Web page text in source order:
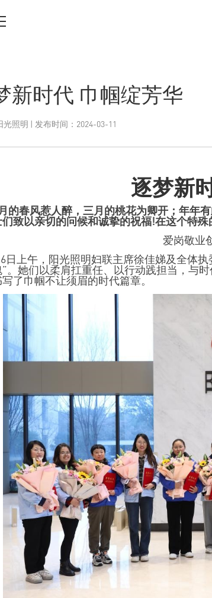
新时代 巾帼绽芳华
光照明 | 发布时间：2024-03-11
逐梦新
春风惹人醉，三月的桃花为卿开；年年
致以亲切的问候和诚挚的祝福!在这个特殊
爱岗敬业
6日上午，阳光照明妇联主席徐佳娣及全体执
。她们以柔肩扛重任、以行动践担当，与
了巾帼不让须眉的时代篇章。